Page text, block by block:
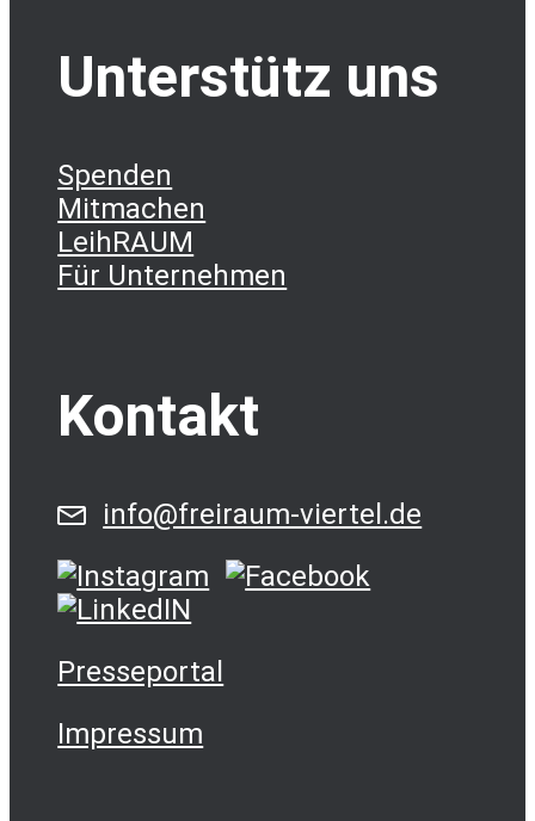
Unterstütz uns
Spenden
Mitmachen
LeihRAUM
Für Unternehmen
Kontakt
info@freiraum-viertel.de
Presseportal
Impressum